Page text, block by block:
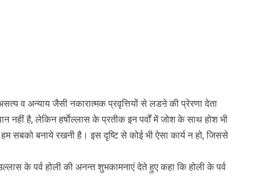
व अन्याय जैसी नकारात्मक प्रवृत्तियों से लडऩे की प्रेरणा देता
नहीं है, लेकिन हर्षाेल्लास के प्रतीक इन पर्वों में जोश के साथ होश भी
सबको बनाये रखनी है। इस दृष्टि से कोई भी ऐसा कार्य न हो, जिससे
के पर्व होली की अनन्त शुभकामनाएं देते हुए कहा कि होली के पर्व